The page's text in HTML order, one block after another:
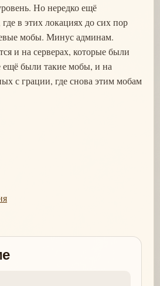
Но нередко ещё
где в этих локациях до сих пор
мобы. Минус админам.
и на серверах, которые были
ещё были такие мобы, и на
с грации, где снова этим мобам